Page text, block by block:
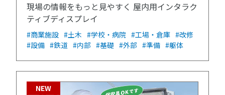
現場の情報をもっと見やすく 屋内用インタラク
ティブディスプレイ
#商業施設 #土木 #学校・病院 #工場・倉庫 #改修
#設備 #鉄道 #内部 #基礎 #外部 #準備 #躯体
NEW